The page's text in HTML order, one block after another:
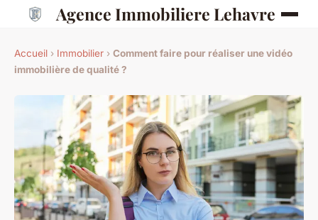
Agence Immobiliere Lehavre
Accueil › Immobilier › Comment faire pour réaliser une vidéo
immobilière de qualité ?